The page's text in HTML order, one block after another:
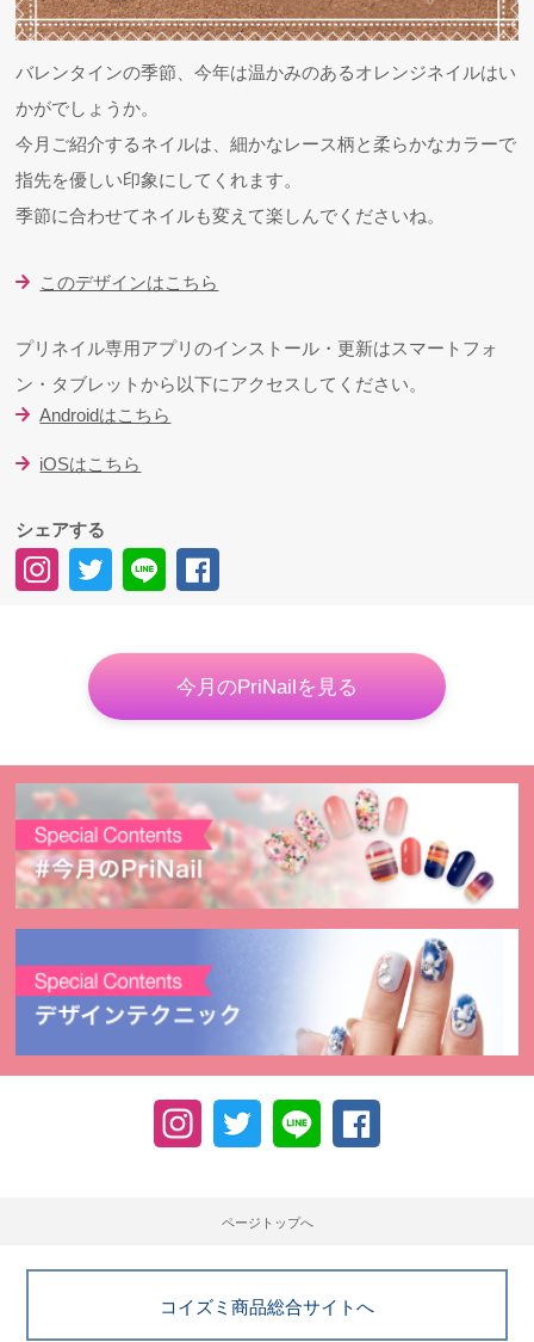
バレンタインの季節、今年は温かみのあるオレンジネイルはい
かがでしょうか。
今月ご紹介するネイルは、細かなレース柄と柔らかなカラーで
指先を優しい印象にしてくれます。
季節に合わせてネイルも変えて楽しんでくださいね。
このデザインはこちら
プリネイル専用アプリのインストール・更新はスマートフォ
ン・タブレットから以下にアクセスしてください。
Androidはこちら
iOSはこちら
シェアする
今月のPriNailを見る
ページトップへ
コイズミ商品総合サイトへ